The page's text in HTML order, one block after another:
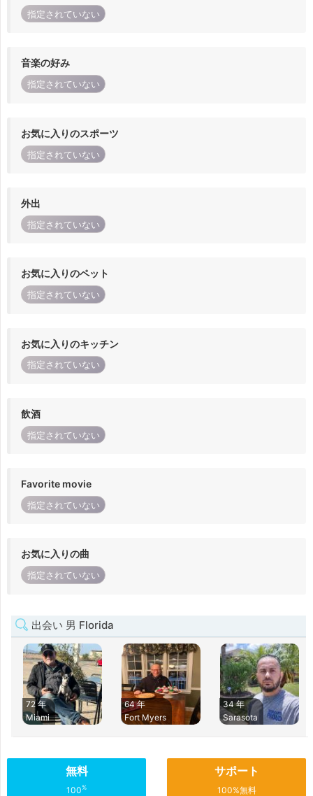
指定されていない
音楽の好み
指定されていない
お気に入りのスポーツ
指定されていない
外出
指定されていない
お気に入りのペット
指定されていない
お気に入りのキッチン
指定されていない
飲酒
指定されていない
Favorite movie
指定されていない
お気に入りの曲
指定されていない
出会い 男 Florida
72 年
Miami
64 年
Fort Myers
34 年
Sarasota
無料
100%
サポート
100%無料